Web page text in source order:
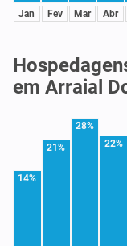
Jan Fev Mar Abr
em Arraial
14%
21%
28%
22%